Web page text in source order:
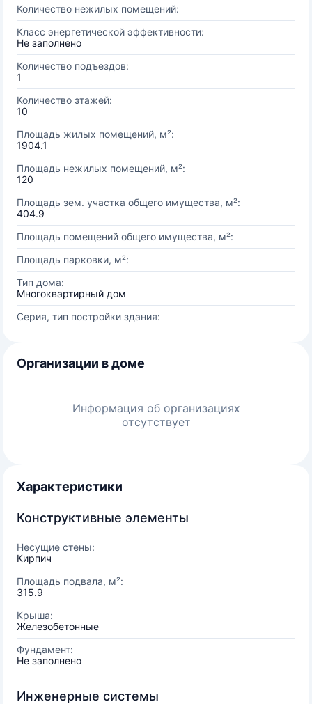
Количество нежилых помещений:
Класс энергетической эффективности:
Не заполнено
Количество подъездов:
1
Количество этажей:
10
Площадь жилых помещений, м²:
1904.1
Площадь нежилых помещений, м²:
120
Площадь зем. участка общего имущества, м²:
404.9
Площадь помещений общего имущества, м²:
Площадь парковки, м²:
Тип дома:
Многоквартирный дом
Серия, тип постройки здания:
Организации в доме
Информация об организациях
отсутствует
Характеристики
Конструктивные элементы
Несущие стены:
Кирпич
Площадь подвала, м²:
315.9
Крыша:
Железобетонные
Фундамент:
Не заполнено
Инженерные системы